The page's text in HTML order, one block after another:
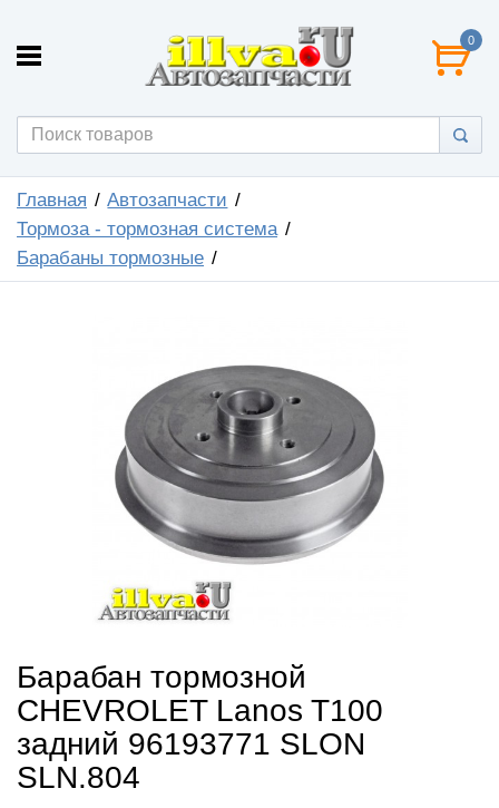
0
Главная
Автозапчасти
Тормоза - тормозная система
Барабаны тормозные
Барабан тормозной
CHEVROLET Lanos T100
задний 96193771 SLON
SLN.804